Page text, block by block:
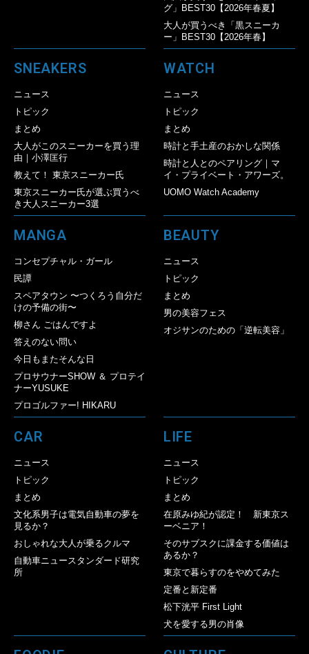
グ」BEST30【2026年春夏】
大人が買うべき「黒スニーカ
ー」BEST30【2026年春】
SNEAKERS
ニュース
トピック
まとめ
大人がこのスニーカーを買う理
由｜小澤匡行
教えて！ 東京スニーカー氏
東京スニーカー氏が選ぶ買うべ
き大人スニーカー3選
WATCH
ニュース
トピック
まとめ
時計と手土産のおかしな関係
時計と人とのペアリング｜マ
イ・プライベート・アワーズ。
UOMO Watch Academy
MANGA
コンセプチャル・ガール
民譚
スペアタウン 〜つくろう自分だ
けの予備の街〜
柳さん ごはんですよ
答えのない問い
今日もまたそんな日
プロサウナーSHOW ＆ プロテイ
ナーYUSUKE
プロゴルファー! HIKARU
BEAUTY
ニュース
トピック
まとめ
男の美容フェス
オジサンのための「逆転美容」
CAR
ニュース
トピック
まとめ
文化系男子は電気自動車の夢を
見るか？
おしゃれな大人が乗るクルマ
自動車ニュースタンダード研究
所
LIFE
ニュース
トピック
まとめ
在原みゆ紀が認定！ 新東京ス
ーベニア！
そのサブスクに課金する価値は
あるか？
東京で暮らすのをやめてみた
定番と新定番
松下洸平 First Light
犬を愛する男の肖像